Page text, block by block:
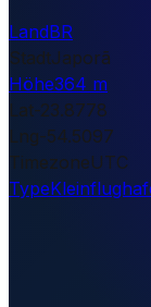
LandBR
StadtJaporã
Höhe364 m
Lat-23.8778
Lng-54.5097
TimezoneUTC
Type